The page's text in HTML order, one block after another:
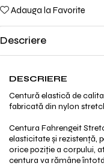
Adauga la Favorite
Descriere
DESCRIERE
Centură elastică de
fabricată din nylon
Centura Fahrengeit
elasticitate și rezistență,
orice poziție a corpului,
centura va rămâne